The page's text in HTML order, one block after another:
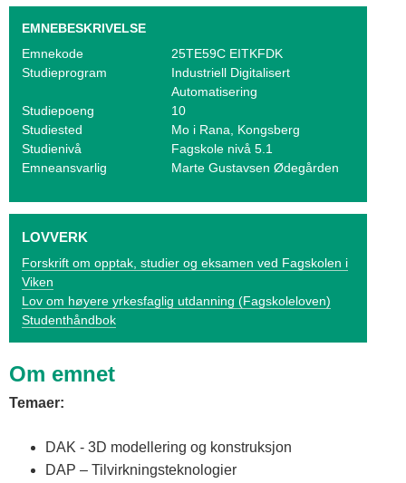
a
t
a
l
o
V
i
k
e
n
EMNEBESKRIVELSE
Emnekode
25TE59C EITKFDK
Studieprogram
Industriell Digitalisert
Automatisering
Studiepoeng
10
Studiested
Mo i Rana, Kongsberg
Studienivå
Fagskole nivå 5.1
Emneansvarlig
Marte Gustavsen Ødegården
LOVVERK
Forskrift om opptak, studier og eksamen ved Fagskolen i
Viken
Lov om høyere yrkesfaglig utdanning (Fagskoleloven)
Studenthåndbok
Om emnet
Temaer:
DAK - 3D modellering og konstruksjon
DAP – Tilvirkningsteknologier